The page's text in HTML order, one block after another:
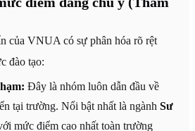
của VNUA có sự phân hóa rõ rệt
đào tạo:
Đây là nhóm luôn dẫn đầu về
tại trường. Nổi bật nhất là ngành Sư
mức điểm cao nhất toàn trường